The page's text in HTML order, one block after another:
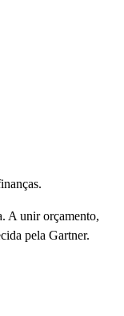
A unir orçamento,
pela Gartner.